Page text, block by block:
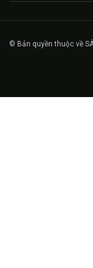
© Bản quyền thuộc về